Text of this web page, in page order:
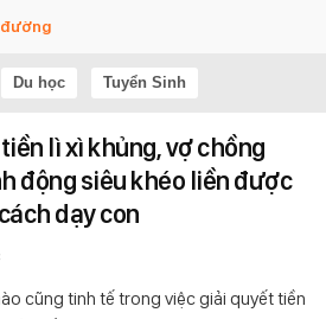
Du học Tuyển Sinh
lì xì khủng, vợ chồng
động siêu khéo liền được
dạy con
cũng tinh tế trong việc giải quyết tiền